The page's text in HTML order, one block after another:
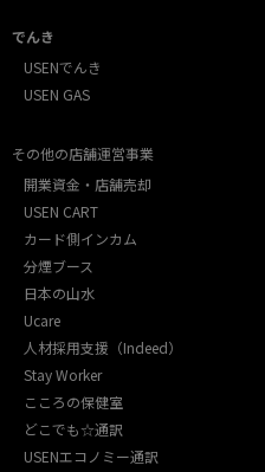
でんき
USENでんき
USEN GAS
その他の店舗運営事業
開業資金・店舗売却
USEN CART
カード側インカム
分煙ブース
日本の山水
Ucare
人材採用支援（Indeed）
Stay Worker
こころの保健室
どこでも☆通訳
USENエコノミー通訳